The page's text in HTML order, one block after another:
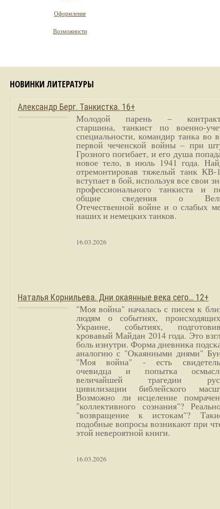
Оформление
Возможности
НОВИНКИ ЛИТЕРАТУРЫ
Александр Берг. Танкистка. 16+
Молодой парень –
старшина, танкист по военно-
специальности, командир танка во
первой чеченской войны – при
Грозного погибает, и его душа
новое тело, в июль 1941 года.
отремонтировав тяжелый танк
вступает в бой, используя все свои
профессионального танкиста и
общие сведения о
Отечественной войне и о слабых
наших и немецких танков.
16.03.2026
Наталья Корнильева. Дни окаянные века сего… 12+
"Моя война" началась с писем к
людям о событиях,
Украине, событиях,
кровавый Майдан 2014 года. Это
боль изнутри. Форма дневника
аналогию с "Окаянными днями"
"Моя война" - есть
очевидца и попытка
величайшей трагедии
цивилизации библейского
Возможно ли исцеление
"коллективного сознания"?
"возвращение к истокам"?
подобные вопросы возникают при
этой невероятной книги.
16.03.2026